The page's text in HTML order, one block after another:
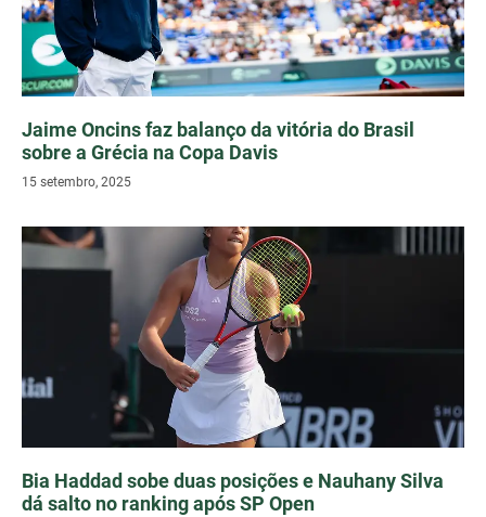
Jaime Oncins faz balanço da vitória do Brasil
sobre a Grécia na Copa Davis
15 setembro, 2025
Bia Haddad sobe duas posições e Nauhany Silva
dá salto no ranking após SP Open